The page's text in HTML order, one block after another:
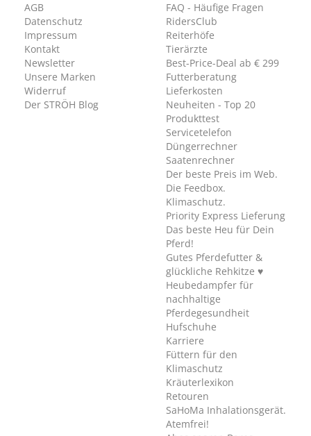
AGB
Datenschutz
Impressum
Kontakt
Newsletter
Unsere Marken
Widerruf
Der STRÖH Blog
FAQ - Häufige Fragen
RidersClub
Reiterhöfe
Tierärzte
Best-Price-Deal ab € 299
Futterberatung
Lieferkosten
Neuheiten - Top 20
Produkttest
Servicetelefon
Düngerrechner
Saatenrechner
Der beste Preis im Web.
Die Feedbox.
Klimaschutz.
Priority Express Lieferung
Das beste Heu für Dein
Pferd!
Gutes Pferdefutter &
glückliche Rehkitze ♥
Heubedampfer für
nachhaltige
Pferdegesundheit
Hufschuhe
Karriere
Füttern für den
Klimaschutz
Kräuterlexikon
Retouren
SaHoMa Inhalationsgerät.
Atemfrei!